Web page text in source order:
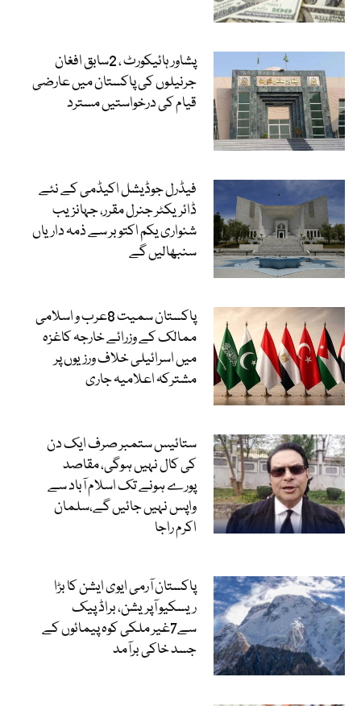
پشاور ہائیکورٹ ، 2سابق افغان
جرنیلوں کی پاکستان میں عارضی
قیام کی درخواستیں مسترد
فیڈرل جوڈیشل اکیڈمی کے نئے
ڈائریکٹر جنرل مقرر، جہانزیب
شنواری یکم اکتوبر سے ذمہ داریاں
سنبھالیں گے
پاکستان سمیت 8عرب و اسلامی
ممالک کے وزرائے خارجہ کاغزہ
میں اسرائیلی خلاف ورزیوں پر
مشترکہ اعلامیہ جاری
ستائیس ستمبر صرف ایک دن
کی کال نہیں ہوگی، مقاصد
پورے ہونے تک اسلام آباد سے
واپس نہیں جائیں گے،سلمان
اکرم راجا
پاکستان آرمی ایوی ایشن کا بڑا
ریسکیو آپریشن، براڈ پیک
سے7غیر ملکی کوہ پیمائوں کے
جسد خاکی برآمد